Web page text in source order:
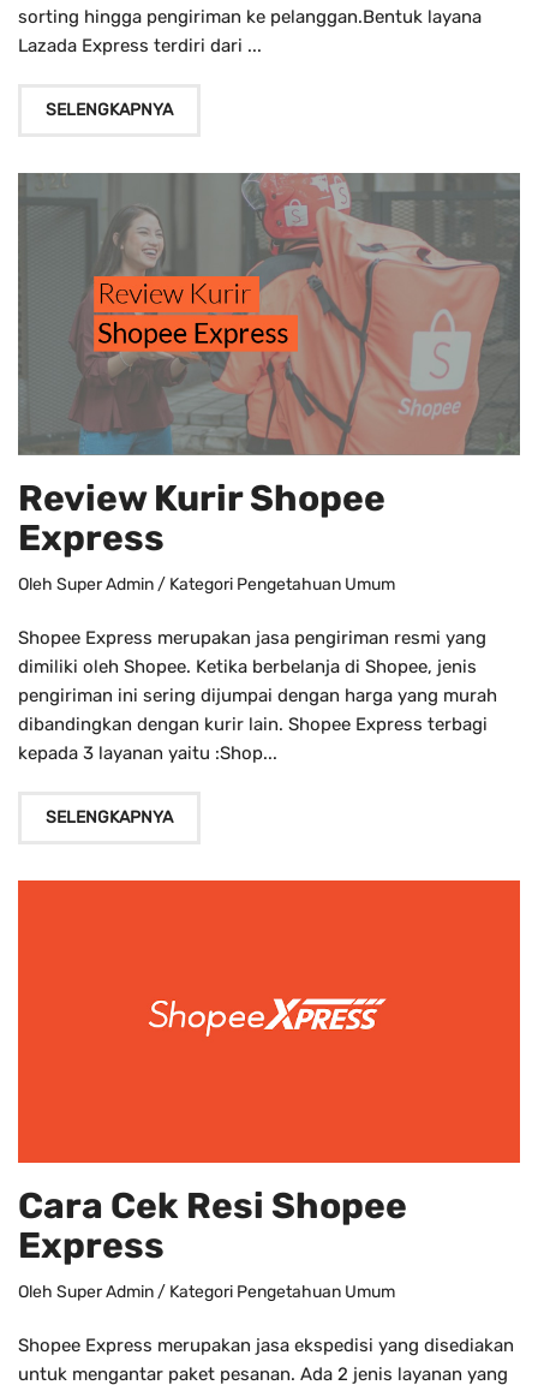
sorting hingga pengiriman ke pelanggan.Bentuk layana
Lazada Express terdiri dari ...
SELENGKAPNYA
Review Kurir Shopee
Express
Oleh Super Admin / Kategori Pengetahuan Umum
Shopee Express merupakan jasa pengiriman resmi yang
dimiliki oleh Shopee. Ketika berbelanja di Shopee, jenis
pengiriman ini sering dijumpai dengan harga yang murah
dibandingkan dengan kurir lain. Shopee Express terbagi
kepada 3 layanan yaitu :Shop...
SELENGKAPNYA
Cara Cek Resi Shopee
Express
Oleh Super Admin / Kategori Pengetahuan Umum
Shopee Express merupakan jasa ekspedisi yang disediakan
untuk mengantar paket pesanan. Ada 2 jenis layanan yang